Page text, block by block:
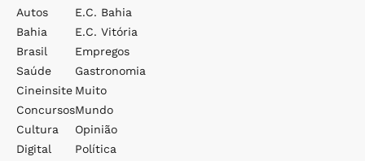
Autos
Bahia
Brasil
Saúde
Cineinsite
Concursos
Cultura
Digital
E.c. Bahia
E.c. Vitória
Empregos
Gastronomia
Muito
Mundo
Opinião
Política